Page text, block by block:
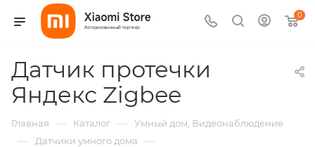
0
Датчик протечки
Яндекс Zigbee
Главная — Каталог — Умный дом, Видеонаблюдение
— Датчики умного дома —